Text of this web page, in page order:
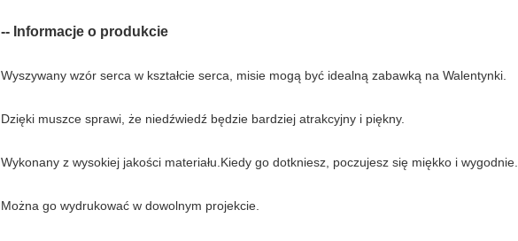
-- Informacje o produkcie
Wyszywany wzór serca w kształcie serca, misie mogą być idealną zabawką na Walentynki.
Dzięki muszce sprawi, że niedźwiedź będzie bardziej atrakcyjny i piękny.
Wykonany z wysokiej jakości materiału.Kiedy go dotkniesz, poczujesz się miękko i wygodnie.
Można go wydrukować w dowolnym projekcie.